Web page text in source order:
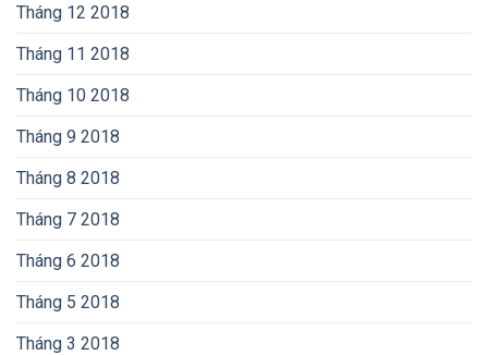
Tháng 12 2018
Tháng 11 2018
Tháng 10 2018
Tháng 9 2018
Tháng 8 2018
Tháng 7 2018
Tháng 6 2018
Tháng 5 2018
Tháng 3 2018